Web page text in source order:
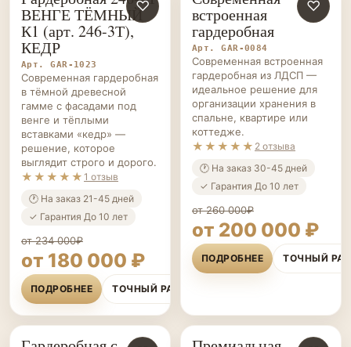
ГАРДЕРОБНЫЕ НА ЗАКАЗ
♡
Гардеробная 246-3Т
ВЕНГЕ ТЁМНЫЙ
К1 (арт. 246-3Т),
КЕДР
Арт. GAR-1023
Современная гардеробная
в тёмной древесной
гамме с фасадами под
венге и тёплыми
вставками «кедр» —
решение, которое
выглядит строго и дорого.
🕐 На заказ 21-45 дней
от 234 000₽
от 180 000 ₽
ПОДРОБНЕЕ ТОЧНЫЙ РАСЧЁТ
ГАРДЕРОБНЫЕ НА ЗАКАЗ
♡
Современная
встроенная
гардеробная
Арт. GAR-0084
Современная встроенная
гардеробная из ЛДСП —
идеальное решение для
организации хранения в
спальне, квартире или
коттедже.
🕐 На заказ 30-45 дней
от 260 000₽
от 200 000 ₽
ПОДРОБНЕЕ ТОЧНЫЙ